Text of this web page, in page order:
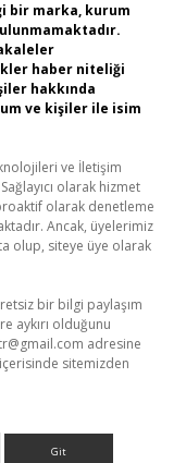
bir marka, kurum
haber niteliği
hakkında
ve kişiler ile isim
ve İletişim
olarak hizmet
olarak denetleme
Ancak, üyelerimiz
olup, siteye üye olarak
bir bilgi paylaşım
aykırı olduğunu
adresine
sitemizden